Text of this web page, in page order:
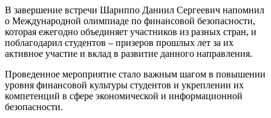
В завершение встречи Шариппо Даниил Сергеевич напомнил
о Международной олимпиаде по финансовой безопасности,
которая ежегодно объединяет участников из разных стран, и
поблагодарил студентов – призеров прошлых лет за их
активное участие и вклад в развитие данного направления.
Проведенное мероприятие стало важным шагом в повышении
уровня финансовой культуры студентов и укреплении их
компетенций в сфере экономической и информационной
безопасности.